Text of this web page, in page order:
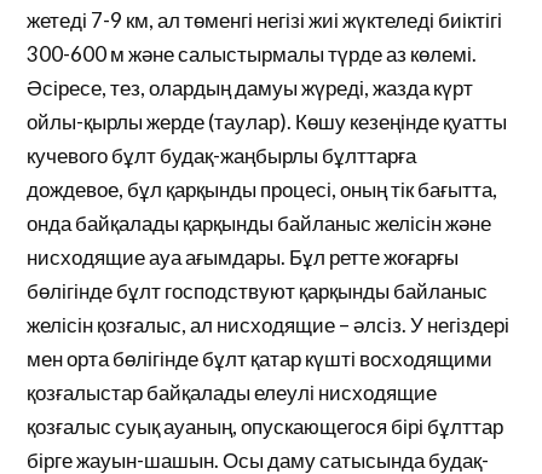
жетеді 7-9 км, ал төменгі негізі жиі жүктеледі биіктігі
300-600 м және салыстырмалы түрде аз көлемі.
Әсіресе, тез, олардың дамуы жүреді, жазда күрт
ойлы-қырлы жерде (таулар). Көшу кезеңінде қуатты
кучевого бұлт будақ-жаңбырлы бұлттарға
дождевое, бұл қарқынды процесі, оның тік бағытта,
онда байқалады қарқынды байланыс желісін және
нисходящие ауа ағымдары. Бұл ретте жоғарғы
бөлігінде бұлт господствуют қарқынды байланыс
желісін қозғалыс, ал нисходящие – әлсіз. У негіздері
мен орта бөлігінде бұлт қатар күшті восходящими
қозғалыстар байқалады елеулі нисходящие
қозғалыс суық ауаның, опускающегося бірі бұлттар
бірге жауын-шашын. Осы даму сатысында будақ-